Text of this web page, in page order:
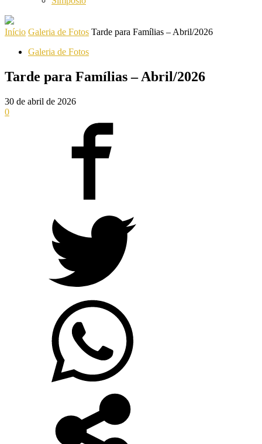
Início Galeria de Fotos Tarde para Famílias – Abril/2026
Galeria de Fotos
Tarde para Famílias – Abril/2026
30 de abril de 2026
0